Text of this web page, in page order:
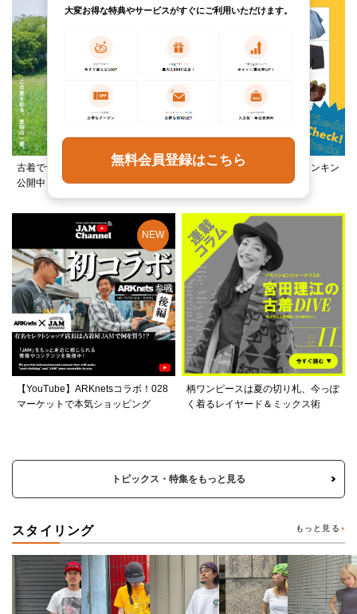
古着でつくる、夏フェススタイルを
公開中！
この夏何着る？カテゴリ別ランキン
グ公開中！
【YouTube】ARKnetsコラボ！028
マーケットで本気ショッピング
柄ワンピースは夏の切り札、今っぽ
く着るレイヤード＆ミックス術
トピックス・特集をもっと見る
スタイリング もっと見る
大変お得な特典やサービスがすぐにご利用いただけます。
無料会員登録はこちら